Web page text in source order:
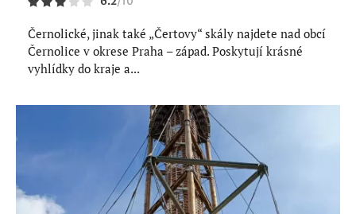
Černolické, jinak také „Čertovy“ skály najdete nad obcí
Černolice v okrese Praha – západ. Poskytují krásné
vyhlídky do kraje a...